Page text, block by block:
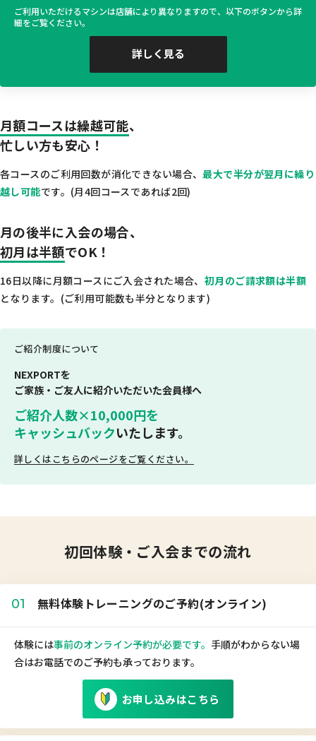
ご利用いただけるマシンは店舗により異なりますので、以下のボタンから詳
細をご覧ください。
詳しく見る
月額コースは繰越可能、
忙しい方も安心！
各コースのご利用回数が消化できない場合、最大で半分が翌月に繰り
越し可能です。(月4回コースであれば2回)
月の後半に入会の場合、
初月は半額でOK！
16日以降に月額コースにご入会された場合、 初月のご請求額は半額
となります。(ご利用可能数も半分となります)
ご紹介制度について
NEXPORTを
ご家族・ご友人に紹介いただいた会員様へ
ご紹介人数×10,000円を
キャッシュバックいたします。
詳しくはこちらのページをご覧ください。
初回体験・ご入会までの流れ
01 無料体験トレーニングのご予約(オンライン)
体験には事前のオンライン予約が必要です。 手順がわからない場
合はお電話でのご予約も承っております。
お申し込みはこちら